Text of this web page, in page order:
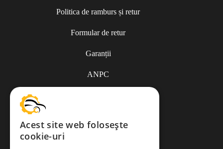
Politica de ramburs și retur
Formular de retur
Garanții
ANPC
Termeni și condiții
Acest site web folosește
cookie-uri